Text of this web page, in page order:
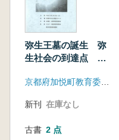
弥生王墓の誕生 弥
生社会の到達点 発
新刊 在庫なし
古書 2 点